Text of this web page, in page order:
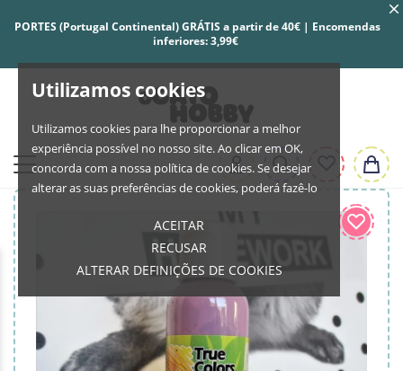
Utilizamos cookies
Utilizamos cookies para lhe proporcionar a melhor
experiência possível no nosso site. Ao clicar em OK,
concorda com a nossa política de cookies. Se desejar
alterar as suas preferências de cookies, poderá fazê-lo
ACEITAR
RECUSAR
ALTERAR DEFINIÇÕES DE COOKIES
PORTES (Portugal Continental) GRÁTIS a partir de 40€ | Encomendas
inferiores: 3,99€